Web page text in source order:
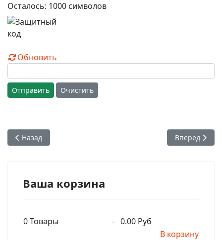
Осталось: 1000 символов
Обновить
Отправить Очистить
Предыдущий: Гададхара Пандит дас рассказывает о
Назад Следующий:
Вперед
Ваша корзина
0Товары - 0.00 Руб
В корзину